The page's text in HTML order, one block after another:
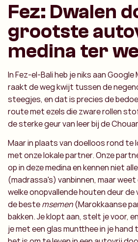
Fez: Dwalen
grootste
medina ter
In Fez-el-Bali heb je niks aan
raakt de weg kwijt tussen de
steegjes, en dat is precies de
route met ezels die zware rollen
de sterke geur van leer bij de
Maar in plaats van doelloos rond te
met onze lokale partner. Onze
op in deze medina en kennen niet
(madrassa's) vanbinnen, maar
welke onopvallende houten deur
de bestemsemen(Marokkaanse
bakken. Je klopt aan, stelt je voor,
je met een glas muntthee in je